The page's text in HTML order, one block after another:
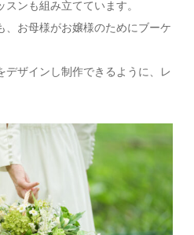
ンも組み立てています。
、お母様がお嬢様のためにブーケ
デザインし制作できるように、レ